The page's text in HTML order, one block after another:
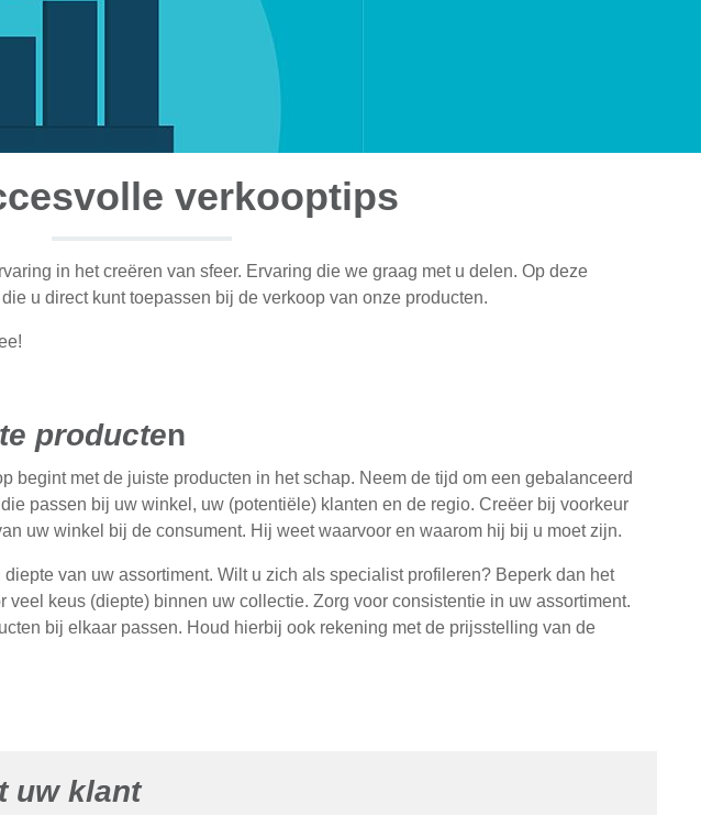
verkooptips
in het creëren van sfeer. Ervaring die we graag met u delen. Op deze
u direct kunt toepassen bij de verkoop van onze producten.
producten
begint met de juiste producten in het schap. Neem de tijd om een gebalanceerd
passen bij uw winkel, uw (potentiële) klanten en de regio. Creëer bij voorkeur
uw winkel bij de consument. Hij weet waarvoor en waarom hij bij u moet zijn.
van uw assortiment. Wilt u zich als specialist profileren? Beperk dan het
veel keus (diepte) binnen uw collectie. Zorg voor consistentie in uw assortiment.
bij elkaar passen. Houd hierbij ook rekening met de prijsstelling van de
uw klant